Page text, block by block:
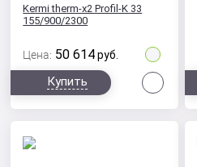
Kermi therm-x2 Profil-K 33
155/900/2300
Цена: 50 614 руб.
Купить